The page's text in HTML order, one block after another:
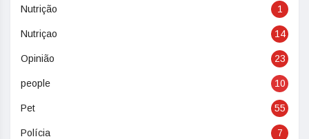
Nutrição 1
Nutriçao 14
Opinião 23
people 10
Pet 55
Polícia 7